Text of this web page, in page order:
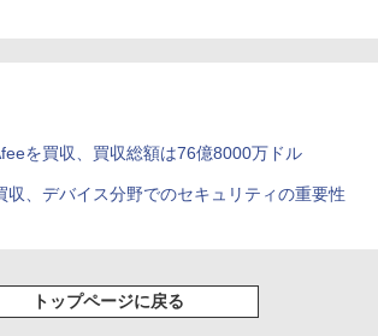
を買収、買収総額は76億8000万ドル
収、デバイス分野でのセキュリティの重要性
トップページに戻る